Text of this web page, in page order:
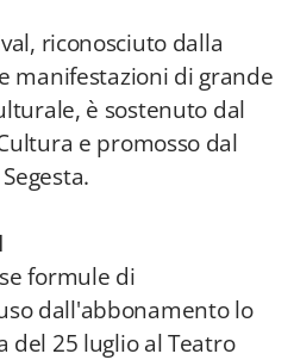
riconosciuto dalla
manifestazioni di grande
è sostenuto dal
e promosso dal
formule di
dall'abbonamento lo
del 25 luglio al Teatro